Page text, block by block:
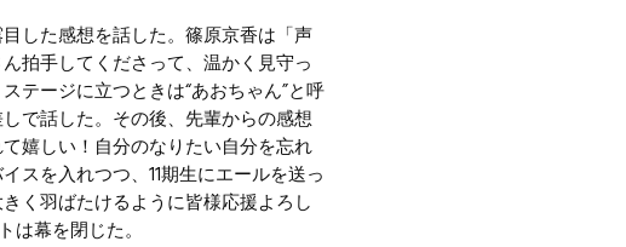
した感想を話した。篠原京香は「声
拍手してくださって、温かく見守っ
テージに立つときは“あおちゃん”と呼
で話した。その後、先輩からの感想
嬉しい！自分のなりたい自分を忘れ
スを入れつつ、11期生にエールを送っ
く羽ばたけるように皆様応援よろし
は幕を閉じた。